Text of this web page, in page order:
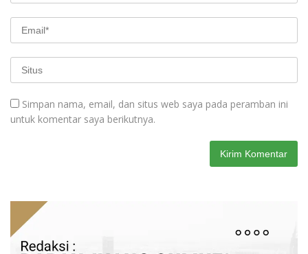
Simpan nama, email, dan situs web saya pada peramban ini
untuk komentar saya berikutnya.